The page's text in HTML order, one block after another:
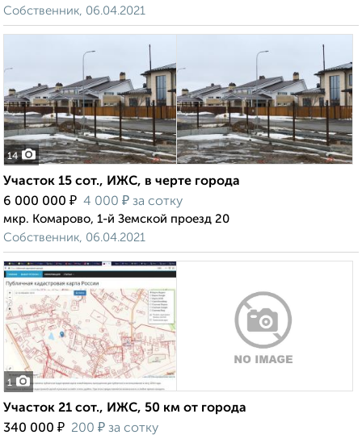
Собственник, 06.04.2021
14
Участок 15 сот., ИЖС, в черте города
6 000 000 ₽ 4 000 ₽ за сотку
мкр. Комарово, 1-й Земской проезд 20
Собственник, 06.04.2021
1
Участок 21 сот., ИЖС, 50 км от города
340 000 ₽ 200 ₽ за сотку